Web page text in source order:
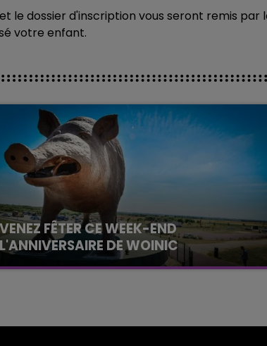
le dossier d'inscription vous seront remis par
votre enfant.
VENEZ FÊTER CE WEEK-END
L'ANNIVERSAIRE DE WOINIC
Ce samedi 8 août sera un grand jour :